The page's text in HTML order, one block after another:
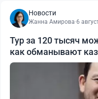
Новости
Жанна Амирова·6
Тур за 120 тысяч
как обманывают